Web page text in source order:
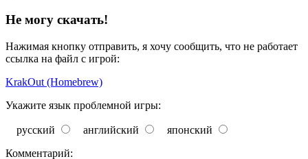
Не могу скачать!
Нажимая кнопку отправить, я хочу сообщить, что не работает
ссылка на файл с игрой:
KrakOut (Homebrew)
Укажите язык проблемной игры:
русский английский
японский
Комментарий: